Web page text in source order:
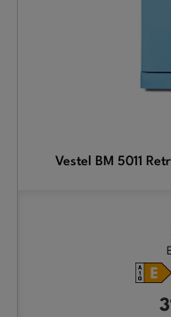
Vestel BM 5011